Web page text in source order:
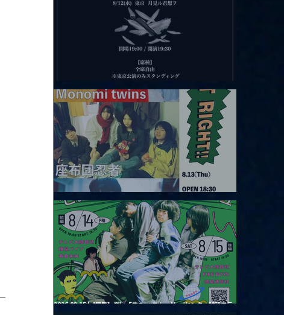
2026.08.12 |【観覧】田澤孝介 ソロワンマン 「Ballad Box 2026」
2026.08.13 |【観覧】JUST RIGHT!! vol.26
2026.08.15 |【観覧】夜）『巷のmyストーリー/センター"訳"フラ